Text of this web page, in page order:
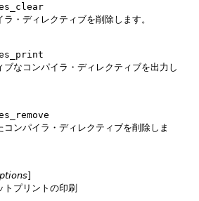
・ディレクティブを削除します。
ブなコンパイラ・ディレクティブを出力し
コンパイラ・ディレクティブを削除しま
]
トプリントの印刷